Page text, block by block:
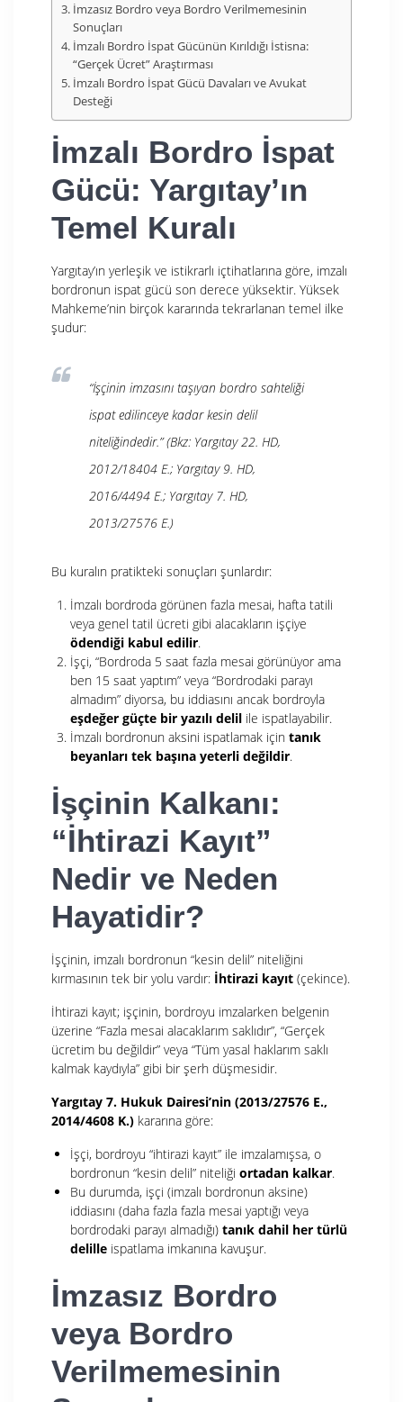
İmzasız Bordro veya Bordro Verilmemesinin
Sonuçları
İmzalı Bordro İspat Gücünün Kırıldığı İstisna:
“Gerçek Ücret” Araştırması
İmzalı Bordro İspat Gücü Davaları ve Avukat
Desteği
İmzalı Bordro İspat
Gücü: Yargıtay’ın
Temel Kuralı
Yargıtay’ın yerleşik ve istikrarlı içtihatlarına göre, imzalı
bordronun ispat gücü son derece yüksektir. Yüksek
Mahkeme’nin birçok kararında tekrarlanan temel ilke
şudur:
“İşçinin imzasını taşıyan bordro sahteliği
ispat edilinceye kadar kesin delil
niteliğindedir.”(Bkz: Yargıtay 22. HD,
2012/18404 E.; Yargıtay 9. HD,
2016/4494 E.; Yargıtay 7. HD,
2013/27576 E.)
Bu kuralın pratikteki sonuçları şunlardır:
İmzalı bordroda görünen fazla mesai, hafta tatili
veya genel tatil ücreti gibi alacakların işçiye
ödendiği kabul edilir.
İşçi, “Bordroda 5 saat fazla mesai görünüyor ama
ben 15 saat yaptım” veya “Bordrodaki parayı
almadım” diyorsa, bu iddiasını ancak bordroyla
eşdeğer güçte bir yazılı delil ile ispatlayabilir.
İmzalı bordronun aksini ispatlamak için tanık
beyanları tek başına yeterli değildir.
İşçinin Kalkanı:
“İhtirazi Kayıt”
Nedir ve Neden
Hayatidir?
İşçinin, imzalı bordronun “kesin delil” niteliğini
kırmasının tek bir yolu vardır: İhtirazi kayıt (çekince).
İhtirazi kayıt; işçinin, bordroyu imzalarken belgenin
üzerine “Fazla mesai alacaklarım saklıdır”, “Gerçek
ücretim bu değildir” veya “Tüm yasal haklarım saklı
kalmak kaydıyla” gibi bir şerh düşmesidir.
Yargıtay 7. Hukuk Dairesi’nin (2013/27576 E.,
2014/4608 K.) kararına göre:
İşçi, bordroyu “ihtirazi kayıt” ile imzalamışsa, o
bordronun “kesin delil” niteliği ortadan kalkar.
Bu durumda, işçi (imzalı bordronun aksine)
iddiasını (daha fazla fazla mesai yaptığı veya
bordrodaki parayı almadığı) tanık dahil her türlü
delille ispatlama imkanına kavuşur.
İmzasız Bordro
veya Bordro
Verilmemesinin